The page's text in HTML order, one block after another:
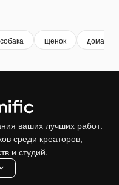
щенок
ваших лучших работ.
среди креаторов,
и студий.